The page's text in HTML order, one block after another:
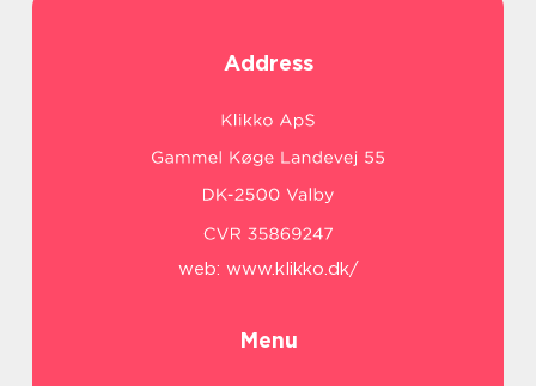
Address
web: www.klikko.dk/
Menu